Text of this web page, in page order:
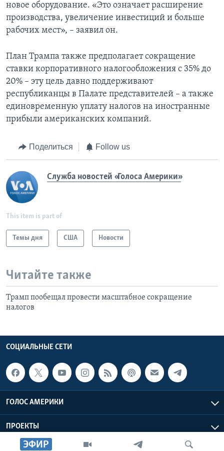
ЭФИР
новое оборудование. «Это означает расширение
производства, увеличение инвестиций и больше
рабочих мест», – заявил он.
План Трампа также предполагает сокращение
ставки корпоративного налогообложения с 35% до
20% – эту цель давно поддерживают
республиканцы в Палате представителей – а также
единовременную уплату налогов на иностранные
прибыли американских компаний.
Поделиться Follow us
Служба новостей «Голоса Америки»
This item is part of
Темы дня США Новости
Читайте также
Трамп пообещал провести масштабное сокращение
налогов
СОЦИАЛЬНЫЕ СЕТИ
ГОЛОС АМЕРИКИ
ПРОЕКТЫ